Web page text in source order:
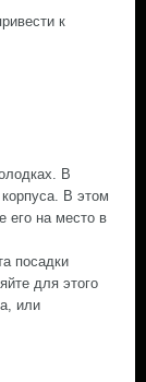
к
В
В этом
его на место в
посадки
для этого
или